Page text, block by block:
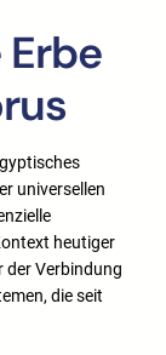
universellen
heutiger
der Verbindung
die seit